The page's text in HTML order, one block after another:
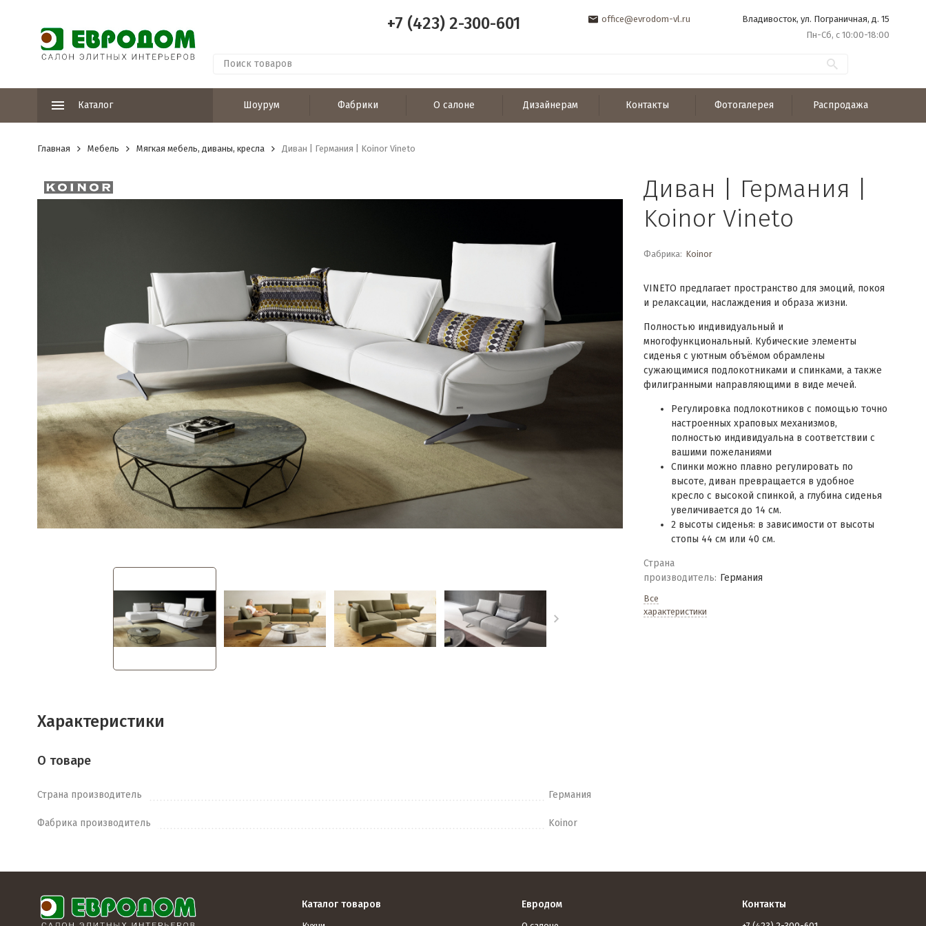
+7 (423) 2-300-601 office@evrodom-vl.ru
Владивосток, ул. Пограничная, д. 15
Пн-Сб, с 10:00-18:00
Каталог Шоурум Фабрики О салоне Дизайнерам Контакты Фотогалерея Распродажа
Главная Мебель Мягкая мебель, диваны, кресла Диван | Германия | Koinor Vineto
Диван | Германия |
Koinor Vineto
Фабрика: Koinor
VINETO предлагает пространство для эмоций, покоя
и релаксации, наслаждения и образа жизни.
Полностью индивидуальный и
многофункциональный. Кубические элементы
сиденья с уютным объёмом обрамлены
сужающимися подлокотниками и спинками, а также
филигранными направляющими в виде мечей.
Регулировка подлокотников с помощью точно
настроенных храповых механизмов,
полностью индивидуальна в соответствии с
вашими пожеланиями
Спинки можно плавно регулировать по
высоте, диван превращается в удобное
кресло с высокой спинкой, а глубина сиденья
увеличивается до 14 см.
2 высоты сиденья: в зависимости от высоты
стопы 44 см или 40 см.
Страна
производитель: Германия
Все
характеристики
Характеристики
О товаре
Страна производитель Германия
Фабрика производитель Koinor
Каталог товаров Евродом Контакты